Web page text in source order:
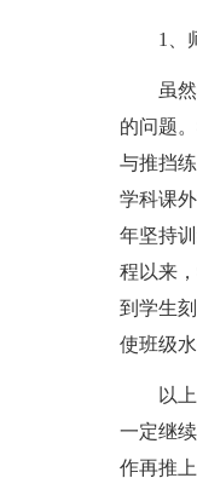
1、
虽
的问题
与推挡
学科课
年坚持
程以来
到学生
使班级
以
一定继
作再推